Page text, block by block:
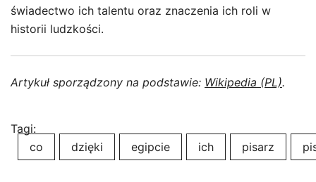
świadectwo ich talentu oraz znaczenia ich roli w
historii ludzkości.
Artykuł sporządzony na podstawie: Wikipedia (PL).
Tagi:
co
dzięki egipcie ich pisarz